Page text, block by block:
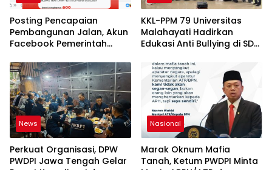
Posting Pencapaian
Pembangunan Jalan, Akun
Facebook Pemerintah
“Dirujak” Warganet
KKL-PPM 79 Universitas
Malahayati Hadirkan
Edukasi Anti Bullying di SD
Metero
News
Perkuat Organisasi, DPW
PWDPI Jawa Tengah Gelar
Nasional
Marak Oknum Mafia
Tanah, Ketum PWDPI Minta